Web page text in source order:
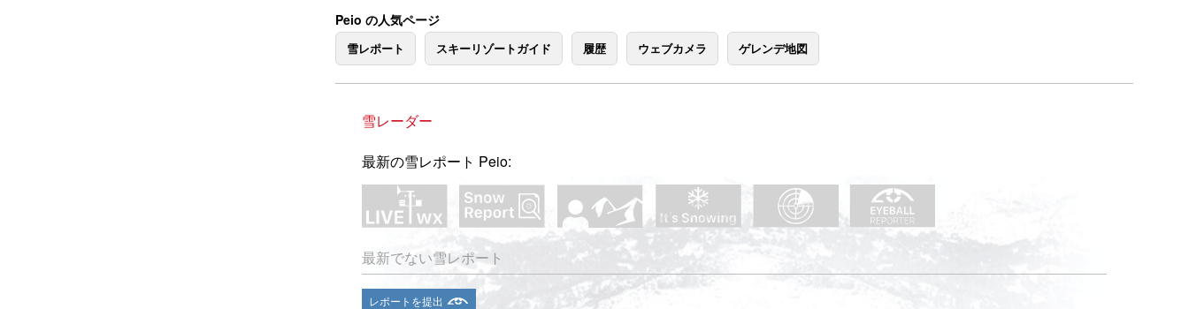
Peio の人気ページ
雪レポート スキーリゾートガイド 履歴 ウェブカメラ ゲレンデ地図
雪レーダー
最新の雪レポート Peio:
最新でない雪レポート
レポートを提出